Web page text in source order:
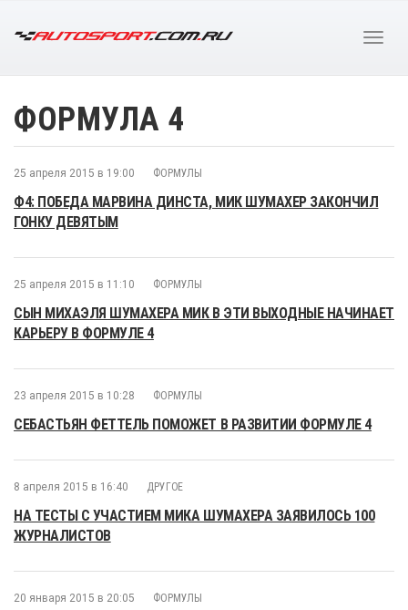
ФОРМУЛА 4
25 апреля 2015 в 19:00 ФОРМУЛЫ
Ф4: ПОБЕДА МАРВИНА ДИНСТА, МИК ШУМАХЕР ЗАКОНЧИЛ
ГОНКУ ДЕВЯТЫМ
25 апреля 2015 в 11:10 ФОРМУЛЫ
СЫН МИХАЭЛЯ ШУМАХЕРА МИК В ЭТИ ВЫХОДНЫЕ НАЧИНАЕТ
КАРЬЕРУ В ФОРМУЛЕ 4
23 апреля 2015 в 10:28 ФОРМУЛЫ
СЕБАСТЬЯН ФЕТТЕЛЬ ПОМОЖЕТ В РАЗВИТИИ ФОРМУЛЕ 4
8 апреля 2015 в 16:40 ДРУГОЕ
НА ТЕСТЫ С УЧАСТИЕМ МИКА ШУМАХЕРА ЗАЯВИЛОСЬ 100
ЖУРНАЛИСТОВ
20 января 2015 в 20:05 ФОРМУЛЫ